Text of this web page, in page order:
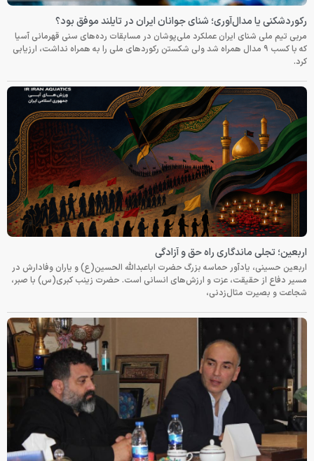
رکوردشکنی یا مدال‌آوری؛ شنای جوانان ایران در تایلند موفق بود؟
مربی تیم ملی شنای ایران عملکرد ملی‌پوشان در مسابقات رده‌های سنی قهرمانی آسیا
که با کسب ۹ مدال همراه شد ولی شکستن رکوردهای ملی را به همراه نداشت، ارزیابی
کرد.
اربعین؛ تجلی ماندگاری راه حق و آزادگی
اربعین حسینی، یادآور حماسه بزرگ حضرت اباعبدالله الحسین(ع) و یاران وفادارش در
مسیر دفاع از حقیقت، عزت و ارزش‌های انسانی است. حضرت زینب کبری(س) با صبر،
شجاعت و بصیرت مثال‌زدنی،